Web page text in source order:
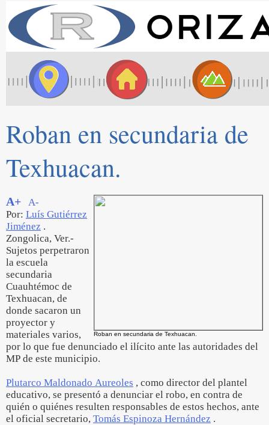
Roban en secundaria de
Texhuacan.
Roban en secundaria de Texhuacan.
A+
A-
Por: Luís Gutiérrez
Jiménez .
Zongolica, Ver.-
Sujetos perpetraron
la escuela
secundaria
Cuauhtémoc de
Texhuacan, de
donde sacaron un
proyector y
materiales varios,
por lo que fue denunciado el ilícito ante las autoridades del
MP de este municipio.
Plutarco Maldonado Aureoles , como director del plantel
educativo, se presentó a denunciar el robo, en contra de
quién o quiénes resulten responsables de estos hechos, ante
el oficial secretario, Tomás Espinoza Hernández .